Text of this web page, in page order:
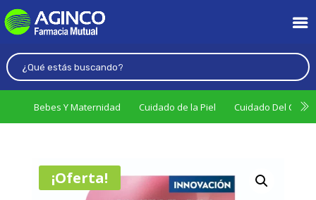
Bebes Y Maternidad Cuidado de la Piel Cuidado Del
¡Oferta!